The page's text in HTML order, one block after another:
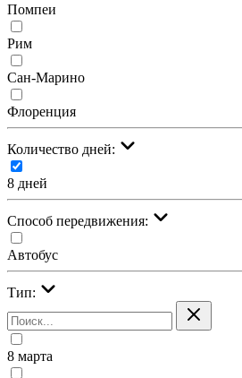
Помпеи
Рим
Сан-Марино
Флоренция
Количество дней:
8 дней
Cпособ передвижения:
Автобус
Тип:
8 марта